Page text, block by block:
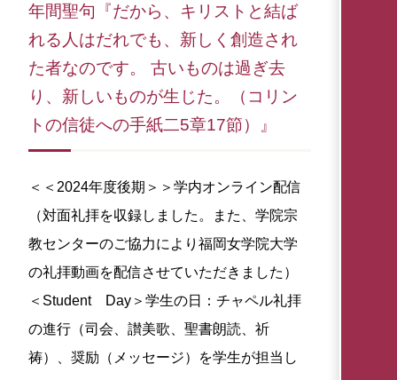
年間聖句『だから、キリストと結ば
れる人はだれでも、新しく創造され
た者なのです。 古いものは過ぎ去
り、新しいものが生じた。（コリン
トの信徒への手紙二5章17節）』
＜＜2024年度後期＞＞学内オンライン配信
（対面礼拝を収録しました。また、学院宗
教センターのご協力により福岡女学院大学
の礼拝動画を配信させていただきました）
＜Student Day＞学生の日：チャペル礼拝
の進行（司会、讃美歌、聖書朗読、祈
祷）、奨励（メッセージ）を学生が担当し